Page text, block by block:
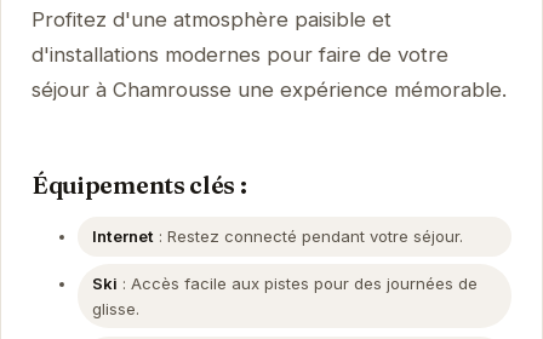
Profitez d'une atmosphère paisible et
d'installations modernes pour faire de votre
séjour à Chamrousse une expérience mémorable.
Équipements clés :
Internet : Restez connecté pendant votre séjour.
Ski : Accès facile aux pistes pour des journées de
glisse.